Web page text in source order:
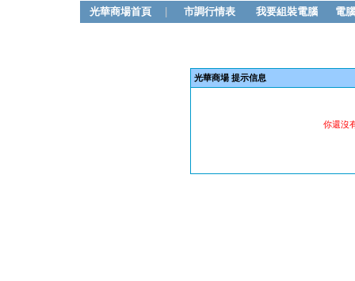
光華商場首頁 市調行情表 我要組裝電腦 電
光華商場 提示信息
你還沒